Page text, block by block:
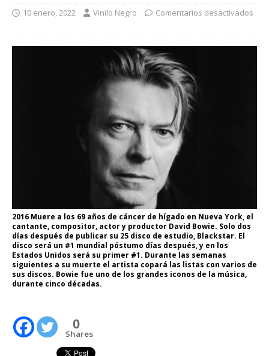
10 enero, 2022 Vinilo Negro Comentarios desactivados
2016 Muere a los 69 años de cáncer de hígado en Nueva York, el
cantante, compositor, actor y productor David Bowie. Solo dos
días después de publicar su 25 disco de estudio, Blackstar. El
disco será un #1 mundial póstumo días después, y en los
Estados Unidos será su primer #1. Durante las semanas
siguientes a su muerte el artista copará las listas con varios de
sus discos. Bowie fue uno de los grandes iconos de la música,
durante cinco décadas.
0
Shares